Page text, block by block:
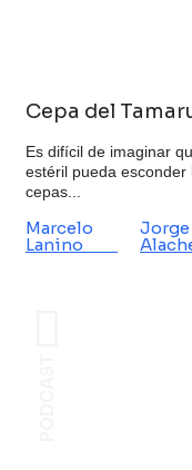
Cepa del
Es difícil de imaginar
estéril pueda
cepas...
Marcelo
Lanino
Jorge